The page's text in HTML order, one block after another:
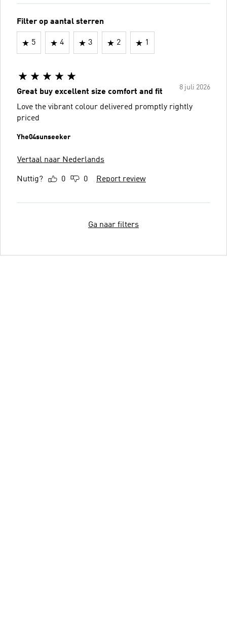
Filter op aantal sterren
5 4 3 2 1
8 juli 2026
Great buy excellent size comfort and fit
Love the vibrant colour delivered promptly rightly
priced
Yhe04sunseeker
Vertaal naar Nederlands
Nuttig? 0 0 Report review
Ga naar filters